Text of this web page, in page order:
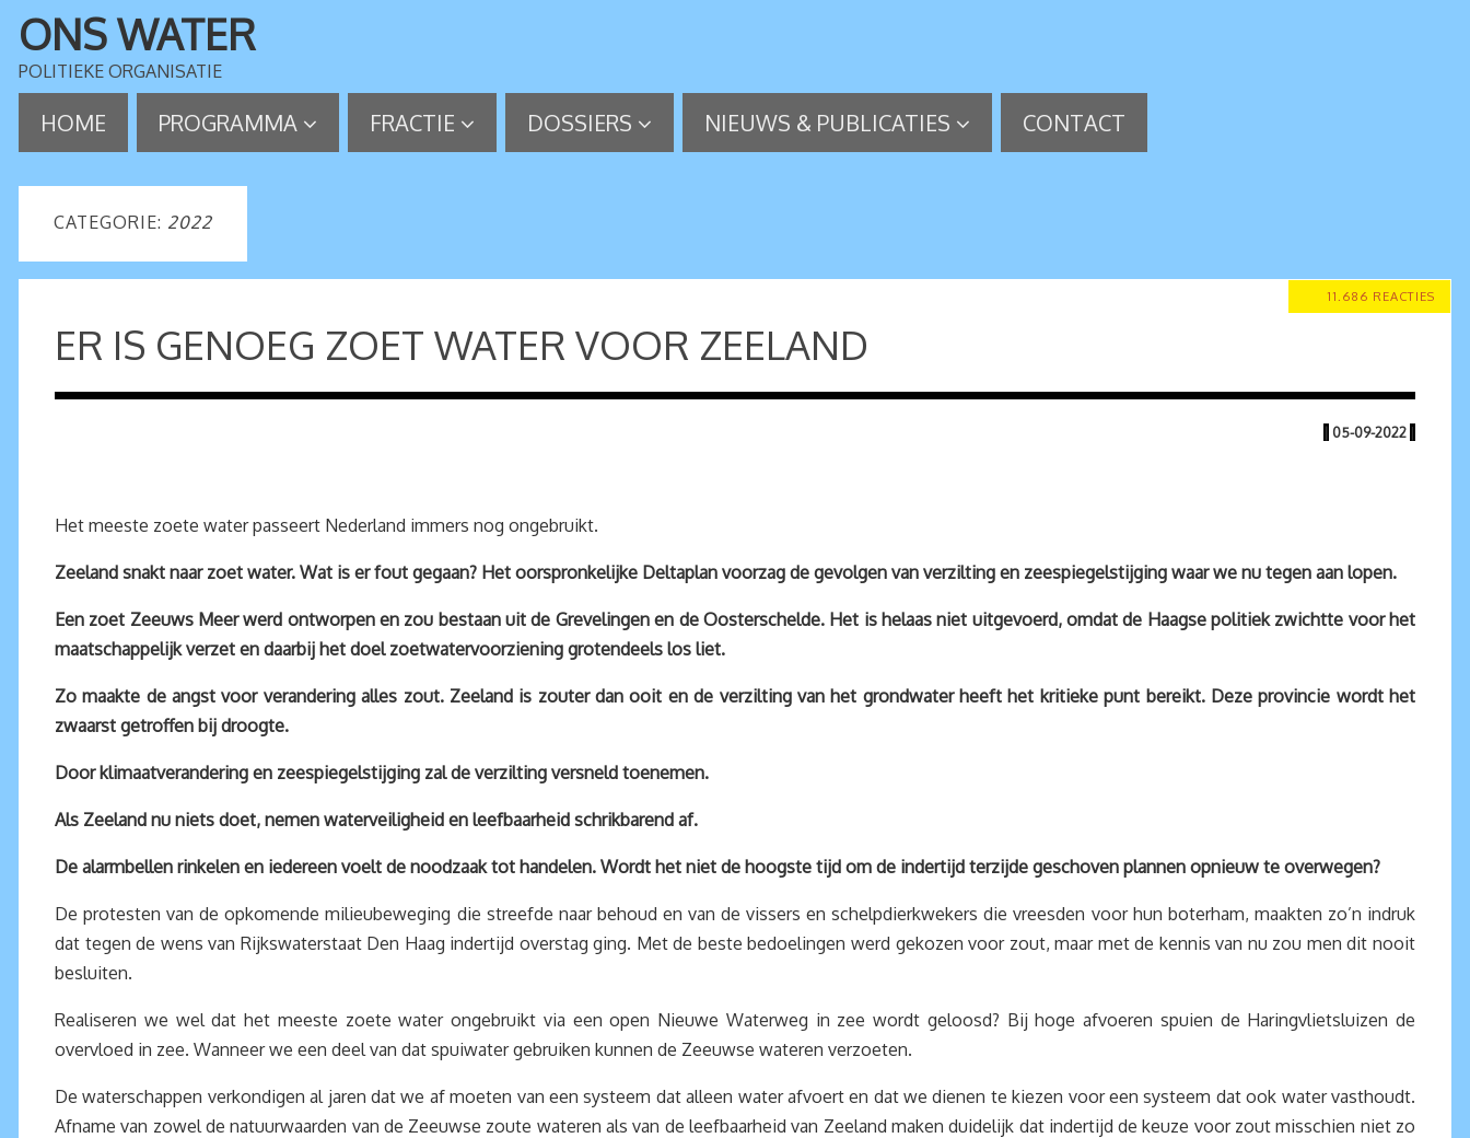
ONS WATER
POLITIEKE ORGANISATIE
HOME PROGRAMMA FRACTIE DOSSIERS NIEUWS & PUBLICATIES CONTACT
CATEGORIE: 2022
11.686 REACTIES
ER IS GENOEG ZOET WATER VOOR ZEELAND
| 05-09-2022 |
Het meeste zoete water passeert Nederland immers nog ongebruikt.
Zeeland snakt naar zoet water. Wat is er fout gegaan? Het oorspronkelijke Deltaplan voorzag de gevolgen van verzilting en zeespiegelstijging waar we nu tegen aan lopen.
Een zoet Zeeuws Meer werd ontworpen en zou bestaan uit de Grevelingen en de Oosterschelde. Het is helaas niet uitgevoerd, omdat de Haagse politiek zwichtte voor het
maatschappelijk verzet en daarbij het doel zoetwatervoorziening grotendeels los liet.
Zo maakte de angst voor verandering alles zout. Zeeland is zouter dan ooit en de verzilting van het grondwater heeft het kritieke punt bereikt. Deze provincie wordt het
zwaarst getroffen bij droogte.
Door klimaatverandering en zeespiegelstijging zal de verzilting versneld toenemen.
Als Zeeland nu niets doet, nemen waterveiligheid en leefbaarheid schrikbarend af.
De alarmbellen rinkelen en iedereen voelt de noodzaak tot handelen. Wordt het niet de hoogste tijd om de indertijd terzijde geschoven plannen opnieuw te overwegen?
De protesten van de opkomende milieubeweging die streefde naar behoud en van de vissers en schelpdierkwekers die vreesden voor hun boterham, maakten zo’n indruk
dat tegen de wens van Rijkswaterstaat Den Haag indertijd overstag ging. Met de beste bedoelingen werd gekozen voor zout, maar met de kennis van nu zou men dit nooit
besluiten.
Realiseren we wel dat het meeste zoete water ongebruikt via een open Nieuwe Waterweg in zee wordt geloosd? Bij hoge afvoeren spuien de Haringvlietsluizen de
overvloed in zee. Wanneer we een deel van dat spuiwater gebruiken kunnen de Zeeuwse wateren verzoeten.
De waterschappen verkondigen al jaren dat we af moeten van een systeem dat alleen water afvoert en dat we dienen te kiezen voor een systeem dat ook water vasthoudt.
Afname van zowel de natuurwaarden van de Zeeuwse zoute wateren als van de leefbaarheid van Zeeland maken duidelijk dat indertijd de keuze voor zout misschien niet zo